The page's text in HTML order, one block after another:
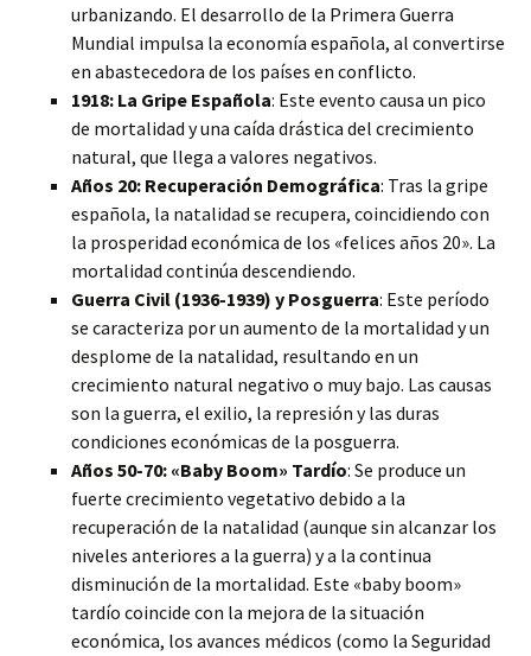
urbanizando. El desarrollo de la Primera Guerra
Mundial impulsa la economía española, al convertirse
en abastecedora de los países en conflicto.
1918: La Gripe Española: Este evento causa un pico
de mortalidad y una caída drástica del crecimiento
natural, que llega a valores negativos.
Años 20: Recuperación Demográfica: Tras la gripe
española, la natalidad se recupera, coincidiendo con
la prosperidad económica de los «felices años 20». La
mortalidad continúa descendiendo.
Guerra Civil (1936-1939) y Posguerra: Este período
se caracteriza por un aumento de la mortalidad y un
desplome de la natalidad, resultando en un
crecimiento natural negativo o muy bajo. Las causas
son la guerra, el exilio, la represión y las duras
condiciones económicas de la posguerra.
Años 50-70: «Baby Boom» Tardío: Se produce un
fuerte crecimiento vegetativo debido a la
recuperación de la natalidad (aunque sin alcanzar los
niveles anteriores a la guerra) y a la continua
disminución de la mortalidad. Este «baby boom»
tardío coincide con la mejora de la situación
económica, los avances médicos (como la Seguridad